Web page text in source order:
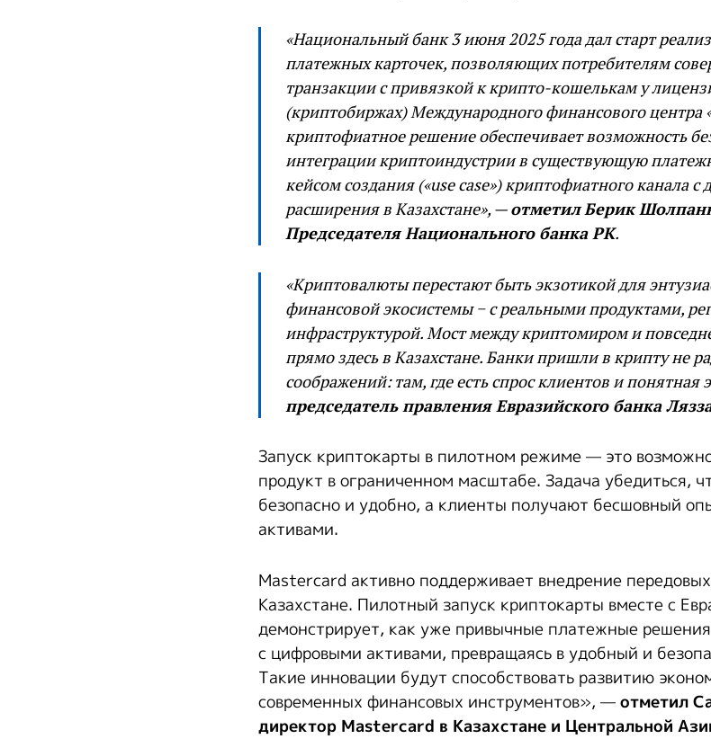
«Национальный банк 3 июня 2025 года дал старт
платежных карточек, позволяющих потребителям
транзакции с привязкой к крипто-кошелькам у
(криптобиржах) Международного финансового центра
криптофиатное решение обеспечивает возможность
интеграции криптоиндустрии в существующую
кейсом создания («use case») криптофиатного канала
расширения в Казахстане», —отметилБерик
Председателя Национального банка РК.
«Криптовалюты перестают быть экзотикой для
финансовой экосистемы − с реальными продуктами,
инфраструктурой. Мост между криптомиром и
прямо здесь в Казахстане. Банки пришли в крипту не
соображений: там, где есть спрос клиентов и понятная
председатель правления Евразийского банка
Запуск криптокарты в пилотном режиме — это
продукт в ограниченном масштабе. Задача убедиться,
безопасно и удобно, а клиенты получают бесшовный
активами.
Mastercard активно поддерживает внедрение
Казахстане. Пилотный запуск криптокарты вместе с
демонстрирует, как уже привычные платежные решения
с цифровыми активами, превращаясь в удобный и
Такие инновации будут способствовать развитию
современных финансовых инструментов», —отметил
директор Mastercard в Казахстане и Центральной